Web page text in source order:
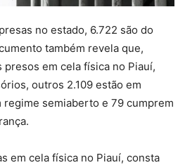
no estado, 6.722 são do
também revela que,
em cela física no Piauí,
outros 2.109 estão em
regime semiaberto e 79 cumprem
em cela física no Piauí, consta